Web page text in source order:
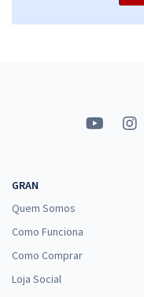
GRAN
Quem Somos
Como Funciona
Como Comprar
Loja Social